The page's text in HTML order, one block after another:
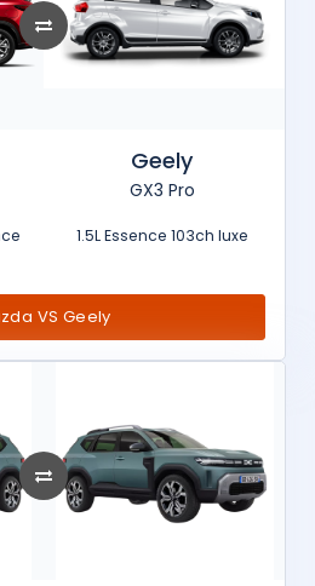
Geely
GX3 Pro
1.5L Essence 103ch luxe
VS Geely